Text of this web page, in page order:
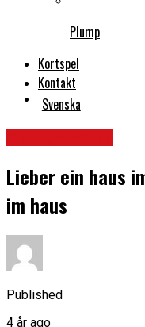
Plump
Kortspel
Kontakt
Svenska
Lieber ein haus
im haus
Published
4 år ago